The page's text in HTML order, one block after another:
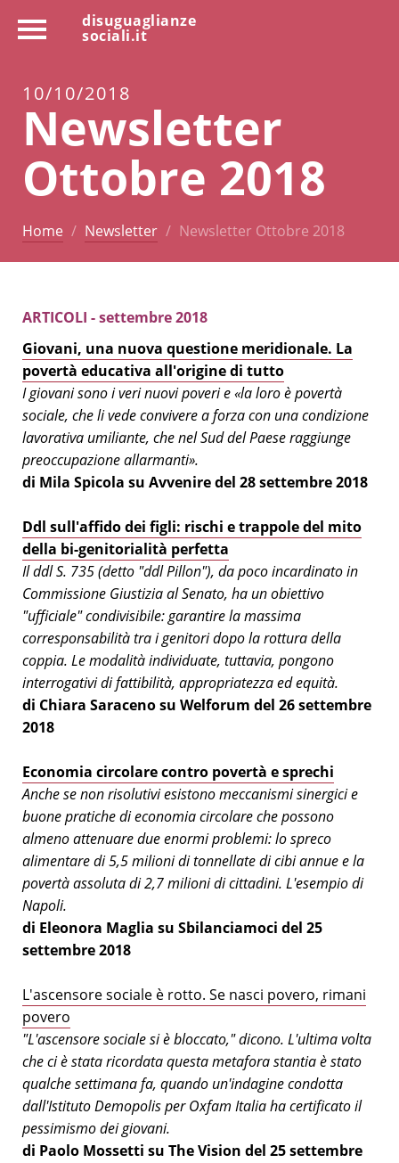
disuguaglianze
sociali.it
10/10/2018
Newsletter
Ottobre 2018
Home Newsletter Newsletter Ottobre 2018
ARTICOLI - settembre 2018
Giovani, una nuova questione meridionale. La
povertà educativa all'origine di tutto
I giovani sono i veri nuovi poveri e «la loro è povertà
sociale, che li vede convivere a forza con una condizione
lavorativa umiliante, che nel Sud del Paese raggiunge
preoccupazione allarmanti».
di Mila Spicola su Avvenire del 28 settembre 2018
Ddl sull'affido dei figli: rischi e trappole del mito
della bi-genitorialità perfetta
Il ddl S. 735 (detto "ddl Pillon"), da poco incardinato in
Commissione Giustizia al Senato, ha un obiettivo
"ufficiale" condivisibile: garantire la massima
corresponsabilità tra i genitori dopo la rottura della
coppia. Le modalità individuate, tuttavia, pongono
interrogativi di fattibilità, appropriatezza ed equità.
di Chiara Saraceno su Welforum del 26 settembre
2018
Economia circolare contro povertà e sprechi
Anche se non risolutivi esistono meccanismi sinergici e
buone pratiche di economia circolare che possono
almeno attenuare due enormi problemi: lo spreco
alimentare di 5,5 milioni di tonnellate di cibi annue e la
povertà assoluta di 2,7 milioni di cittadini. L'esempio di
Napoli.
di Eleonora Maglia su Sbilanciamoci del 25
settembre 2018
L'ascensore sociale è rotto. Se nasci povero, rimani
povero
"L'ascensore sociale si è bloccato," dicono. L'ultima volta
che ci è stata ricordata questa metafora stantia è stato
qualche settimana fa, quando un'indagine condotta
dall'Istituto Demopolis per Oxfam Italia ha certificato il
pessimismo dei giovani.
di Paolo Mossetti su The Vision del 25 settembre